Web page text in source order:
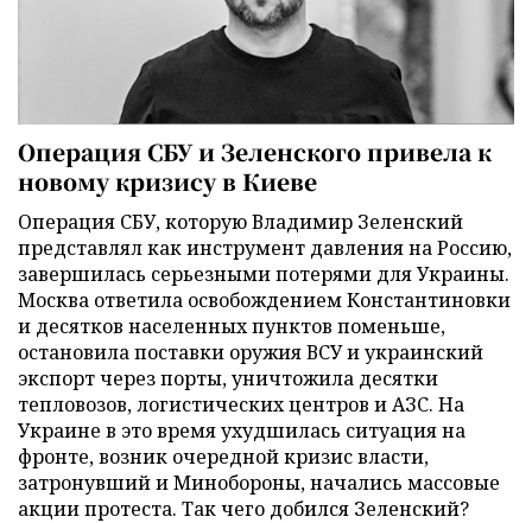
Операция СБУ и Зеленского привела к
новому кризису в Киеве
Операция СБУ, которую Владимир Зеленский
представлял как инструмент давления на Россию,
завершилась серьезными потерями для Украины.
Москва ответила освобождением Константиновки
и десятков населенных пунктов поменьше,
остановила поставки оружия ВСУ и украинский
экспорт через порты, уничтожила десятки
тепловозов, логистических центров и АЗС. На
Украине в это время ухудшилась ситуация на
фронте, возник очередной кризис власти,
затронувший и Минобороны, начались массовые
акции протеста. Так чего добился Зеленский?